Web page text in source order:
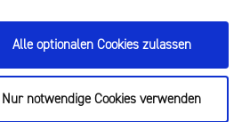
Alle optionalen Cookies zulassen
Nur notwendige Cookies verwenden